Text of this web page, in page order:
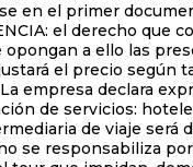
en el primer
el derecho
opongan a ello las
el precio según
La empresa declara
de servicios:
de viaje
no se responsabiliza